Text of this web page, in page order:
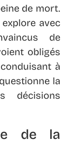
de mort.
avec
de
obligés
à
la
de la